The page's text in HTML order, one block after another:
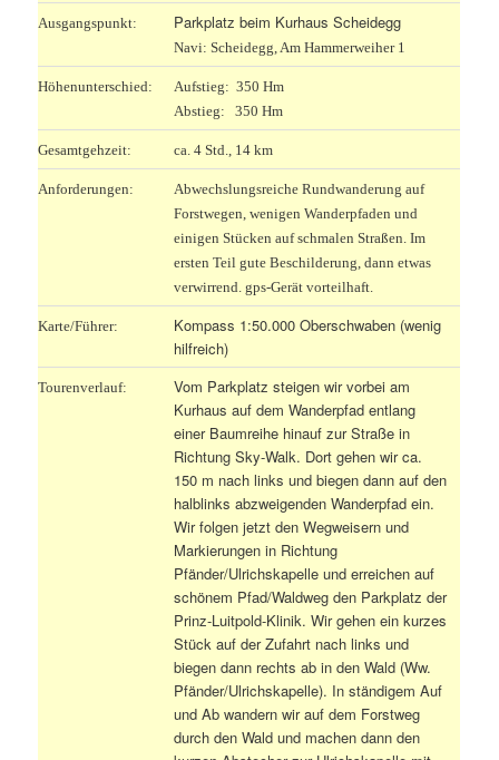
Ausgangspunkt: Parkplatz beim Kurhaus Scheidegg
Navi: Scheidegg, Am Hammerweiher 1
Höhenunterschied:
Aufstieg: 350 Hm
Abstieg: 350 Hm
Gesamtgehzeit: ca. 4 Std., 14 km
Anforderungen:
Abwechslungsreiche Rundwanderung auf
Forstwegen, wenigen Wanderpfaden und
einigen Stücken auf schmalen Straßen. Im
ersten Teil gute Beschilderung, dann etwas
verwirrend. gps-Gerät vorteilhaft.
Karte/Führer:
Kompass 1:50.000 Oberschwaben (wenig
hilfreich)
Tourenverlauf:
Vom Parkplatz steigen wir vorbei am
Kurhaus auf dem Wanderpfad entlang
einer Baumreihe hinauf zur Straße in
Richtung Sky-Walk. Dort gehen wir ca.
150 m nach links und biegen dann auf den
halblinks abzweigenden Wanderpfad ein.
Wir folgen jetzt den Wegweisern und
Markierungen in Richtung
Pfänder/Ulrichskapelle und erreichen auf
schönem Pfad/Waldweg den Parkplatz der
Prinz-Luitpold-Klinik. Wir gehen ein kurzes
Stück auf der Zufahrt nach links und
biegen dann rechts ab in den Wald (Ww.
Pfänder/Ulrichskapelle). In ständigem Auf
und Ab wandern wir auf dem Forstweg
durch den Wald und machen dann den